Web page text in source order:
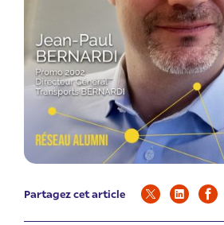
Partagez cet article